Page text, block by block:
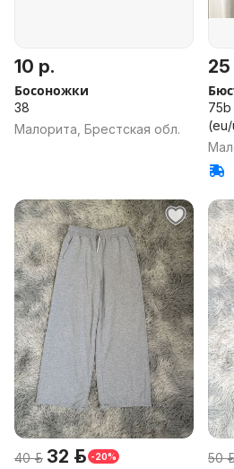
10 р.
Босоножки
38
Малорита, Брестская обл.
25
40 р. 32 р. -20% 50